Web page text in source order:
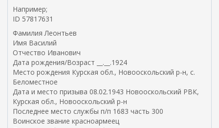
Например;
ID 57817631
Фамилия Леонтьев
Имя Василий
Отчество Иванович
Дата рождения/Возраст __.__.1924
Место рождения Курская обл., Новооскольский р-н, с.
Беломестное
Дата и место призыва 08.02.1943 Новооскольский РВК,
Курская обл., Новооскольский р-н
Последнее место службы п/п 1683 часть 300
Воинское звание красноармеец